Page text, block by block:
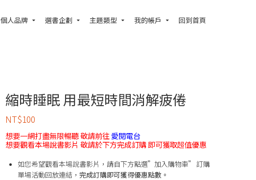
個人品牌 選書企劃 主題類型 我的帳戶 回到首頁
縮時睡眠 用最短時間消解疲倦
NT$100
想要一網打盡無限暢聽 敬請前往 愛閱電台
想要觀看本場說書影片 敬請於下方完成訂購 即可獲取超值優惠
如您希望觀看本場說書影片，請自下方點選”加入購物車” 訂購
單場活動回放連結， 完成訂購即可獲得優惠點數。